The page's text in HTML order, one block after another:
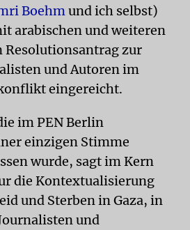
Boehm und ich selbst)
arabischen und weiteren
zur
und Autoren im
eingereicht.
im PEN Berlin
einzigen Stimme
wurde, sagt im Kern
die Kontextualisierung
und Sterben in Gaza, in
und